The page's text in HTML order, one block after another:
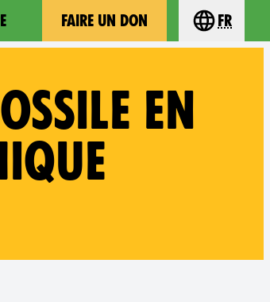
FAIRE UN DON fr
EN